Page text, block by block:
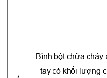
Bình bột chữa cháy
tay có khối lượng